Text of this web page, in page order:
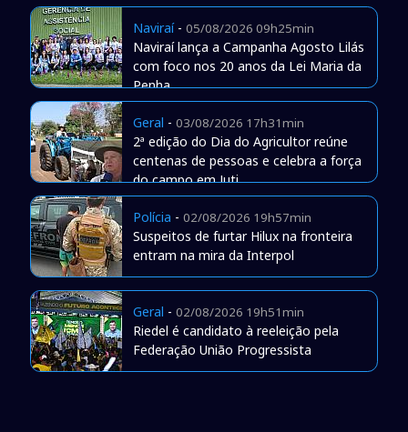
Naviraí- 05/08/2026 09h25min
Naviraí lança a Campanha Agosto Lilás
com foco nos 20 anos da Lei Maria da
Penha
Geral - 03/08/2026 17h31min
2ª edição do Dia do Agricultor reúne
centenas de pessoas e celebra a força
do campo em Juti
Polícia - 02/08/2026 19h57min
Suspeitos de furtar Hilux na fronteira
entram na mira da Interpol
Geral - 02/08/2026 19h51min
Riedel é candidato à reeleição pela
Federação União Progressista